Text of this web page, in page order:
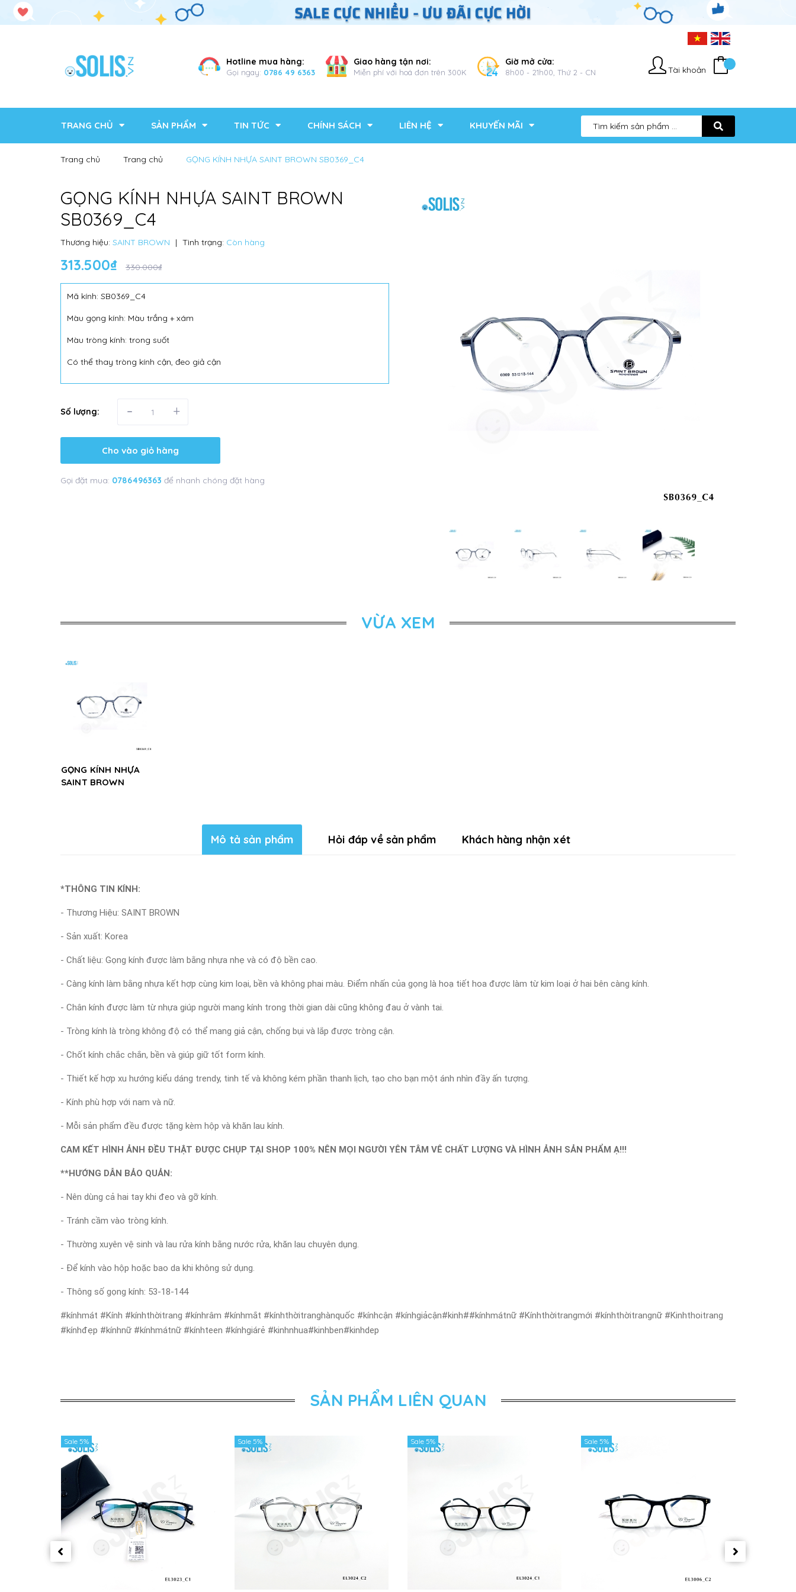
Hotline mua hàng:
Gọi ngay: 0786 49 6363
Giao hàng tận nơi:
Miễn phí với hoá đơn trên 300K
Giờ mở cửa:
8h00 - 21h00, Thứ 2 - CN Tài khoản
TRANG CHỦ SẢN PHẨM TIN TỨC CHÍNH SÁCH LIÊN HỆ KHUYẾN MÃI
Trang chủ Trang chủ GỌNG KÍNH NHỰA SAINT BROWN SB0369_C4
GỌNG KÍNH NHỰA SAINT BROWN
SB0369_C4
Thương hiệu: SAINT BROWN | Tình trạng: Còn hàng
313.500₫ 330.000₫
Mã kính: SB0369_C4
Màu gọng kính: Màu trắng + xám
Màu tròng kính: trong suốt
Có thể thay tròng kính cận, đeo giả cận
Số lượng: - +
Cho vào giỏ hàng
Gọi đặt mua: 0786496363 để nhanh chóng đặt hàng
VỪA XEM
GỌNG KÍNH NHỰA
SAINT BROWN
Mô tả sản phẩm Hỏi đáp về sản phẩm Khách hàng nhận xét
*THÔNG TIN KÍNH:
- Thương Hiệu: SAINT BROWN
- Sản xuất: Korea
- Chất liệu: Gọng kính được làm bằng nhựa nhẹ và có độ bền cao.
- Càng kính làm bằng nhựa kết hợp cùng kim loại, bền và không phai màu. Điểm nhấn của gọng là hoạ tiết hoa được làm từ kim loại ở hai bên càng kính.
- Chân kính được làm từ nhựa giúp người mang kính trong thời gian dài cũng không đau ở vành tai.
- Tròng kính là tròng không độ có thể mang giả cận, chống bụi và lắp được tròng cận.
- Chốt kính chắc chắn, bền và giúp giữ tốt form kính.
- Thiết kế hợp xu hướng kiểu dáng trendy, tinh tế và không kém phần thanh lịch, tạo cho bạn một ánh nhìn đầy ấn tượng.
- Kính phù hợp với nam và nữ.
- Mỗi sản phẩm đều được tặng kèm hộp và khăn lau kính.
CAM KẾT HÌNH ẢNH ĐỀU THẬT ĐƯỢC CHỤP TẠI SHOP 100% NÊN MỌI NGƯỜI YÊN TÂM VÊ CHẤT LƯỢNG VÀ HÌNH ẢNH SẢN PHẨM Ạ!!!
**HƯỚNG DẪN BẢO QUẢN:
- Nên dùng cả hai tay khi đeo và gỡ kính.
- Tránh cầm vào tròng kính.
- Thường xuyên vệ sinh và lau rửa kính bằng nước rửa, khăn lau chuyên dụng.
- Để kính vào hộp hoặc bao da khi không sử dụng.
- Thông số gọng kính: 53-18-144
#kínhmát #Kính #kínhthờitrang #kínhrâm #kínhmắt #kínhthờitranghànquốc #kínhcận #kínhgiảcận#kinh##kínhmátnữ #Kínhthờitrangmới #kínhthờitrangnữ #Kinhthoitrang
#kínhđẹp #kínhnữ #kínhmátnữ #kínhteen #kínhgiárẻ #kinhnhua#kinhben#kinhdep
SẢN PHẨM LIÊN QUAN
Sale 5% Sale 5% Sale 5% Sale 5%